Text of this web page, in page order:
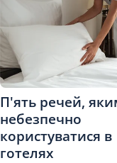
П'ять речей,
небезпечно
користуватися в
готелях